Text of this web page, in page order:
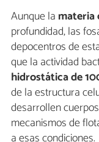
Aunque la materia
profundidad, las
depocentros de
que la actividad
hidrostática de
de la estructura
desarrollen
mecanismos de
a esas condiciones.